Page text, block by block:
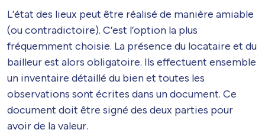
L’état des lieux peut être réalisé de manière amiable
(ou contradictoire). C’est l’option la plus
fréquemment choisie. La présence du locataire et du
bailleur est alors obligatoire. Ils effectuent ensemble
un inventaire détaillé du bien et toutes les
observations sont écrites dans un document. Ce
document doit être signé des deux parties pour
avoir de la valeur.